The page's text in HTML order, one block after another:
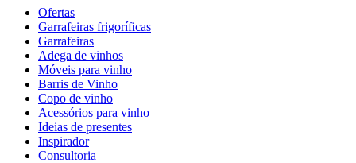
Ofertas
Garrafeiras frigoríficas
Garrafeiras
Adega de vinhos
Móveis para vinho
Barris de Vinho
Copo de vinho
Acessórios para vinho
Ideias de presentes
Inspirador
Consultoria